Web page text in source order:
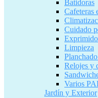
Batidoras
Cafeteras
Cuidado
Limpieza
Relojes y
Varios
Jardín y Exterior